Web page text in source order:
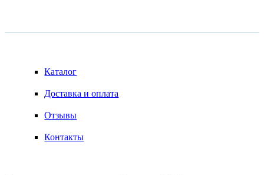
Каталог
Доставка и оплата
Отзывы
Контакты